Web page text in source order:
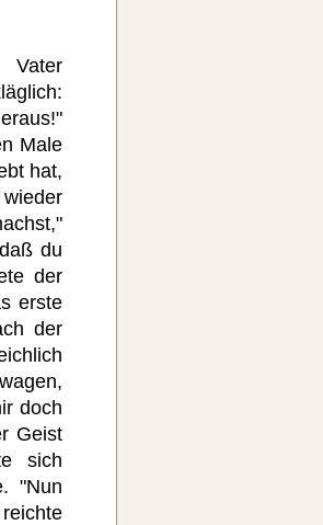
Male
hat,
du
der
erste
der
doch
Geist
sich
"Nun